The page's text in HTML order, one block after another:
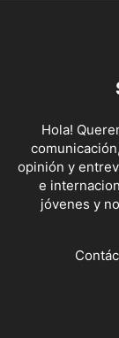
Hola!
opinión y
e
jóvenes y